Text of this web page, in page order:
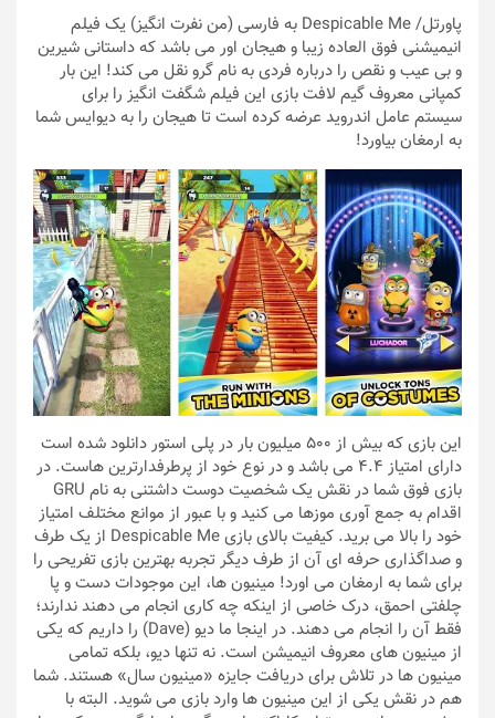
پاورتل
/ Despicable Me به فارسی (من نفرت انگیز) یک فیلم
انیمیشنی فوق العاده زیبا و هیجان اور می باشد که داستانی شیرین
و بی عیب و نقص را درباره فردی به نام گرو نقل می کند! این بار
کمپانی معروف گیم لافت بازی این فیلم شگفت انگیز را برای
سیستم عامل اندروید عرضه کرده است تا هیجان را به دیوایس شما
به ارمغان بیاورد!
این بازی که بیش از 500 میلیون بار در پلی استور دانلود شده است
دارای امتیاز 4.4 می باشد و در نوع خود از پرطرفدارترین هاست. در
بازی فوق شما در نقش یک شخصیت دوست داشتنی به نام GRU
اقدام به جمع آوری موزها می کنید و با عبور از موانع مختلف امتیاز
خود را بالا می برید. کیفیت بالای بازی Despicable Me از یک طرف
و صداگذاری حرفه ای آن از طرف دیگر تجربه بهترین بازی تفریحی را
برای شما به ارمغان می اورد! مینیون ها، این موجودات دست و پا
چلفتی احمق، درک خاصی از اینکه چه کاری انجام می دهند ندارند؛
فقط آن را انجام می دهند. در اینجا ما دیو (Dave) را داریم که یکی
از مینیون های معروف انیمیشن است. نه تنها دیو، بلکه تمامی
مینیون ها در تلاش برای دریافت جایزه «مینیون سال» هستند. شما
هم در نقش یکی از این مینیون ها وارد بازی می شوید. البته با